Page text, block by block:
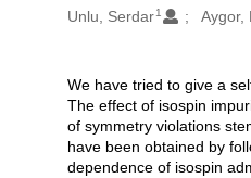
Oluşturanlar
Unlu, Serdar 1 Aygor,
Açıklama
We have tried to give a
The effect of isospin
of symmetry violations
have been obtained by
dependence of isospin